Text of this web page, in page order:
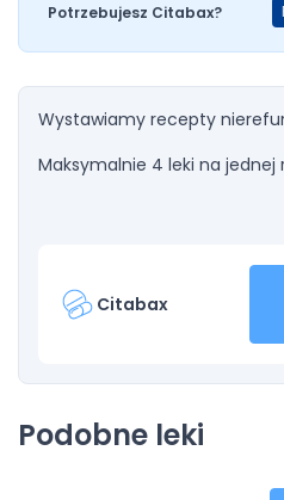
Potrzebujesz Citabax?
Wystawiamy recepty
Maksymalnie 4 leki na jednej
Citabax
Podobne leki